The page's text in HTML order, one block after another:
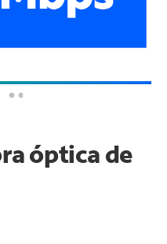
óptica de